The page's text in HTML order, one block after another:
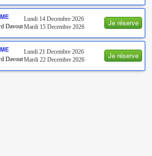
Je réserve
Davout
Lundi 14 Decembre 2026
Mardi 15 Decembre 2026
Je réserve
Davout
Lundi 21 Decembre 2026
Mardi 22 Decembre 2026